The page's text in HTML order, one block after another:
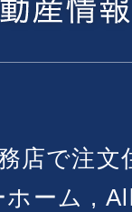
店で注
ホーム ,